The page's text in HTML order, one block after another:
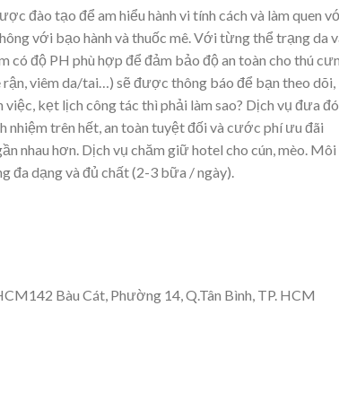
đào tạo để am hiểu hành vi tính cách và làm quen
với bạo hành và thuốc mê. Với từng thể trạng da
có độ PH phù hợp để đảm bảo độ an toàn cho thú
rận, viêm da/tai…) sẽ được thông báo để bạn theo dõi,
kẹt lịch công tác thì phải làm sao? Dịch vụ đưa
nhiệm trên hết, an toàn tuyệt đối và cước phí ưu đãi
nhau hơn. Dịch vụ chăm giữ hotel cho cún, mèo. Môi
đa dạng và đủ chất (2-3 bữa / ngày).
Bàu Cát, Phường 14, Q.Tân Bình, TP. HCM